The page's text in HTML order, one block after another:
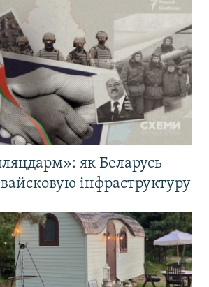
як Беларусь
інфраструктуру